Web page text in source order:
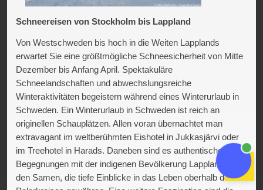
Schneereisen von Stockholm bis Lappland
Von Westschweden bis hoch in die Weiten Lapplands
erwartet Sie eine größtmögliche Schneesicherheit von Mitte
Dezember bis Anfang April. Spektakuläre
Schneelandschaften und abwechslungsreiche
Winteraktivitäten begeistern während eines Winterurlaub in
Schweden. Ein Winterurlaub in Schweden ist reich an
originellen Schauplätzen. Allen voran übernachtet man
extravagant im weltberühmten Eishotel in Jukkasjärvi oder
im Treehotel in Harads. Daneben sind es authentische
Begegnungen mit der indigenen Bevölkerung Lapplands,
den Samen, die tiefe Einblicke in das Leben oberhalb des